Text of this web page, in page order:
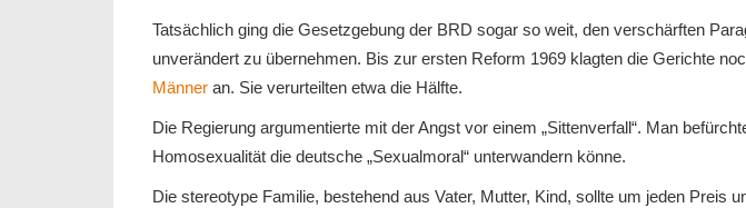
Tatsächlich ging die Gesetzgebung der BRD sogar so weit, den verschärften
unverändert zu übernehmen. Bis zur ersten Reform 1969 klagten die Gerichte
Männer an. Sie verurteilten etwa die Hälfte.
Die Regierung argumentierte mit der Angst vor einem „Sittenverfall“. Man
Homosexualität die deutsche „Sexualmoral“ unterwandern könne.
Die stereotype Familie, bestehend aus Vater, Mutter, Kind, sollte um jeden Preis